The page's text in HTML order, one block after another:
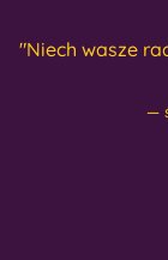
"Niech wasze